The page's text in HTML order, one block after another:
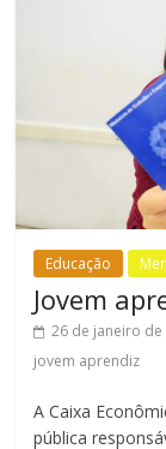
Educação
Jovem
26 de janeiro de
jovem aprendiz
A Caixa
pública